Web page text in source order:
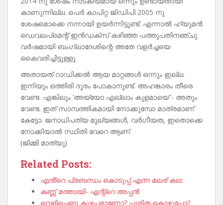
കാണുന്നില്ല. പെർ കാപിറ്റ ജിഡിപി 2005 നു
ശേഷമൊക്കെ നന്നായി ഉയർന്നിട്ടുണ്ട്. എന്നാൽ ഹ്യൂമൻ
ഡെവലപ്മെന്റ് ഇൻഡക്സ് കഴിഞ്ഞ പത്തുപതിനഞ്ചു
വർഷമായി ബംഗ്ലാദേശിന്റെ അതേ വളർച്ചയെ
കൈവരിച്ചിട്ടുള്ളു.
അതായത് റാഡിക്കൽ ആയ മാറ്റങ്ങൾ ഒന്നും ഇല്ല.
ഇനിയും ഒത്തിരി ദൂരം പോകാനുണ്ട്. അഹങ്കാരം തീരെ
വേണ്ട. എങ്കിലും ‘അയ്യോ എല്ലാം കുളമായെ”- അതും
വേണ്ട. ഇത് സാമ്പത്തികമായി നോക്കുമ്പോ മാത്രമാണ്
കേട്ടോ. ജനാധിപത്യ മൂല്യങ്ങൾ, വർഗീയത, ഇതൊക്കെ
നോക്കിയാൽ സ്ഥിതി വേറെ ആണ്.
(ജിമ്മി മാത്യു)
Related Posts:
എൻ്റെ പ്രബന്ധം കൊടുപ്പ് എന്ന മലര് കഥ:
കണ്ണ് മത്തായി- എന്റ്റെ അപ്പൻ
വെളിച്ചെണ്ണ കുഴപ്പമാണോ? പൂരിത കൊഴുപ്പോ?